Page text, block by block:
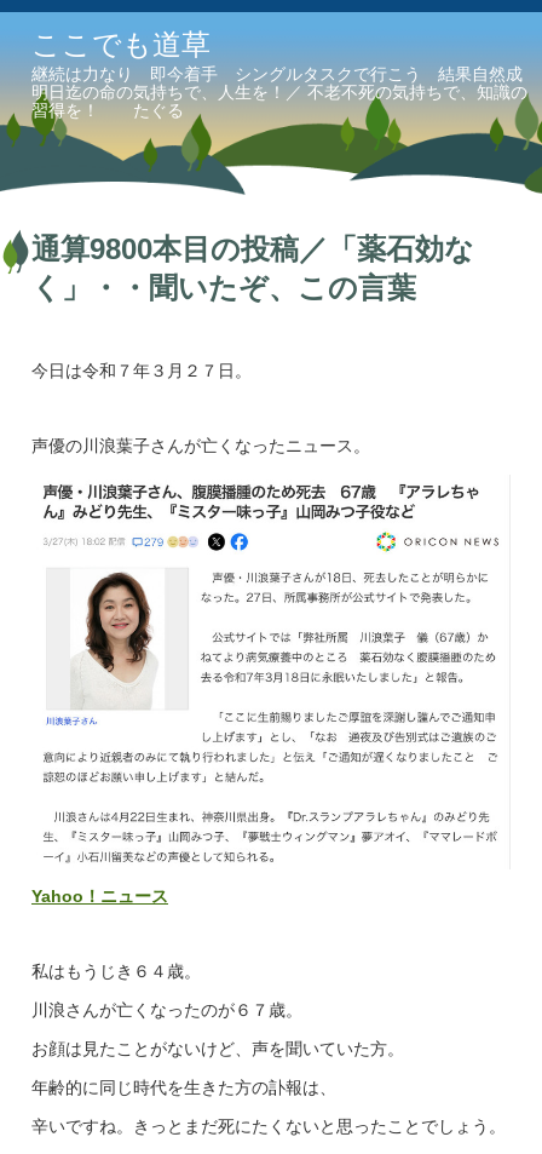
ここでも道草
継続は力なり 即今着手 シングルタスクで行こう 結果自然成
明日迄の命の気持ちで、人生を！／ 不老不死の気持ちで、知識の
習得を！ たぐる
通算9800本目の投稿／「薬石効な
く」・・聞いたぞ、この言葉
今日は令和７年３月２７日。
声優の川浪葉子さんが亡くなったニュース。
Yahoo！ニュース
私はもうじき６４歳。
川浪さんが亡くなったのが６７歳。
お顔は見たことがないけど、声を聞いていた方。
年齢的に同じ時代を生きた方の訃報は、
辛いですね。きっとまだ死にたくないと思ったことでしょう。